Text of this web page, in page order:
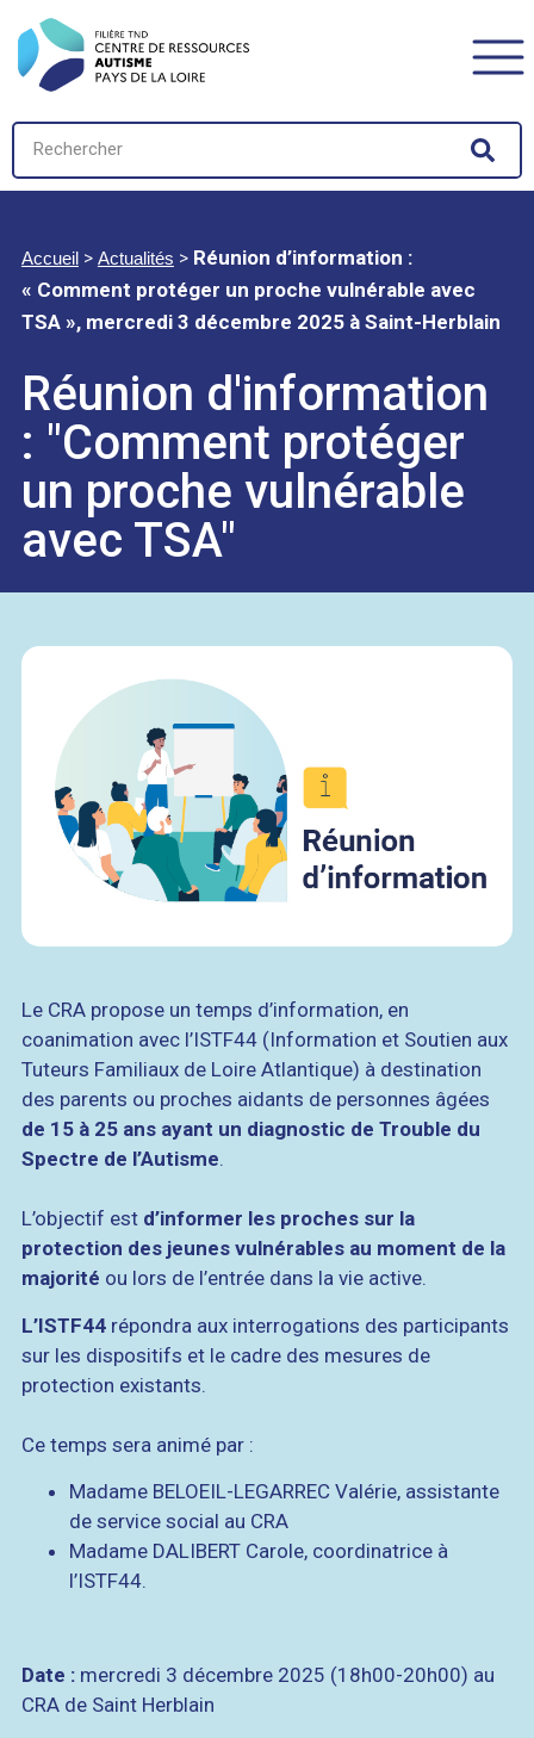
Accueil> Actualités> Réunion d’information :
« Comment protéger un proche vulnérable avec
TSA », mercredi 3 décembre 2025 à Saint-Herblain
Réunion d'information
: "Comment protéger
un proche vulnérable
avec TSA"
Le CRA propose un temps d’information, en
coanimation avec l’ISTF44 (Information et Soutien aux
Tuteurs Familiaux de Loire Atlantique) à destination
des parents ou proches aidants de personnes âgées
de 15 à 25 ans ayant un diagnostic de Trouble du
Spectre de l’Autisme.
L’objectif est d’informer les proches sur la
protection des jeunes vulnérables au moment de la
majorité ou lors de l’entrée dans la vie active.
L’ISTF44répondra aux interrogations des participants
sur les dispositifs et le cadre des mesures de
protection existants.
Ce temps sera animé par :
Madame BELOEIL-LEGARREC Valérie, assistante
de service social au CRA
Madame DALIBERT Carole, coordinatrice à
l’ISTF44.
Date :mercredi 3 décembre 2025 (18h00-20h00) au
CRA de Saint Herblain